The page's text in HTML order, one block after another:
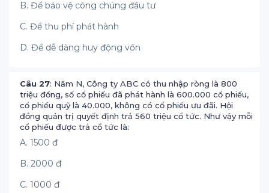
B. Để bảo vệ công chúng đầu tư
C. Để thu phí phát hành
D. Để dễ dàng huy động vốn
Câu 27: Năm N, Công ty ABC có thu nhập ròng là 800
triệu đồng, số cổ phiếu đã phát hành là 600.000 cổ phiếu,
cổ phiếu quỹ là 40.000, không có cổ phiếu ưu đãi. Hội
đồng quản trị quyết định trả 560 triệu cổ tức. Như vậy mỗi
cổ phiếu được trả cổ tức là:
A. 1500 đ
B. 2000 đ
C. 1000 đ